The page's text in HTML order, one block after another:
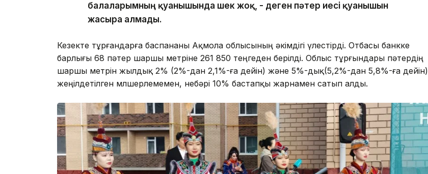
балаларымның қуанышында шек жоқ, - деген пәтер иесі қуанышын
жасыра алмады.
Кезекте тұрғандарға баспананы Ақмола облысының әкімдігі үлестірді. Отбасы банкке
барлығы 68 пәтер шаршы метріне 261 850 теңгеден берілді. Облыс тұрғындары пәтердің
шаршы метрін жылдық 2% (2%-дан 2,1%-ға дейін) және 5%-дық(5,2%-дан 5,8%-ға дейін)
жеңілдетілген мөлшерлемемен, небәрі 10% бастапқы жарнамен сатып алды.